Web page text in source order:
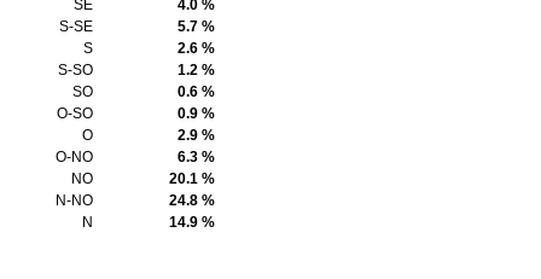
SE
4.0 %
S-SE
5.7 %
S
2.6 %
S-SO
1.2 %
SO
0.6 %
O-SO
0.9 %
O
2.9 %
O-NO
6.3 %
NO
20.1 %
N-NO
24.8 %
N
14.9 %